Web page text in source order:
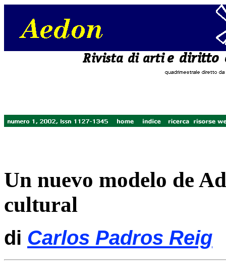
Un nuevo modelo de
cultural
di Carlos Padros Reig